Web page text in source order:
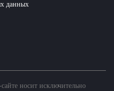
данных
носит исключительно